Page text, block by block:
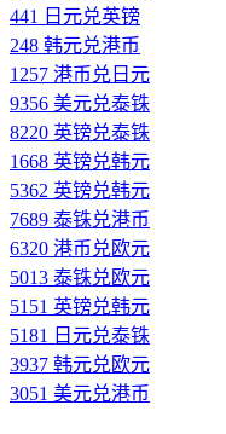
441 日元兑英镑
248 韩元兑港币
1257 港币兑日元
9356 美元兑泰铢
8220 英镑兑泰铢
1668 英镑兑韩元
5362 英镑兑韩元
7689 泰铢兑港币
6320 港币兑欧元
5013 泰铢兑欧元
5151 英镑兑韩元
5181 日元兑泰铢
3937 韩元兑欧元
3051 美元兑港币